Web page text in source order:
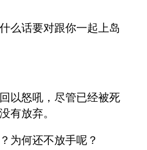
么话要对跟你一起上岛
以怒吼，尽管已经被死
有放弃。
为何还不放手呢？